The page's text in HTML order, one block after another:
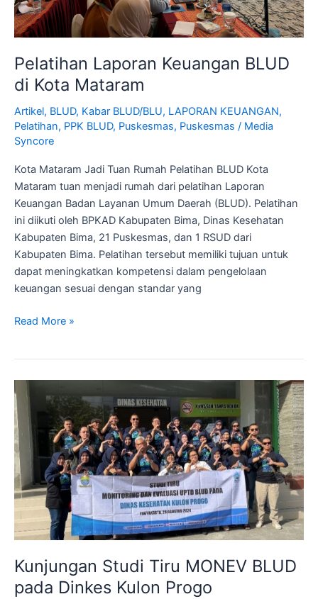
Pelatihan Laporan Keuangan BLUD
di Kota Mataram
Artikel, BLUD, Kabar BLUD/BLU, LAPORAN KEUANGAN,
Pelatihan, PPK BLUD, Puskesmas, Puskesmas / Media
Syncore
Kota Mataram Jadi Tuan Rumah Pelatihan BLUD Kota
Mataram tuan menjadi rumah dari pelatihan Laporan
Keuangan Badan Layanan Umum Daerah (BLUD). Pelatihan
ini diikuti oleh BPKAD Kabupaten Bima, Dinas Kesehatan
Kabupaten Bima, 21 Puskesmas, dan 1 RSUD dari
Kabupaten Bima. Pelatihan tersebut memiliki tujuan untuk
dapat meningkatkan kompetensi dalam pengelolaan
keuangan sesuai dengan standar yang
Read More »
Kunjungan Studi Tiru MONEV BLUD
pada Dinkes Kulon Progo
Kunjungan
Studi
Tiru
MONEV
BLUD
pada
Dinkes
Progo